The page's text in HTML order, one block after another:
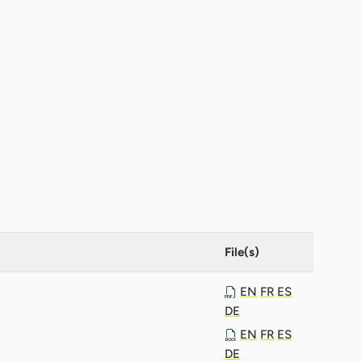
File(s)
EN FR ES
DE
EN FR ES
DE